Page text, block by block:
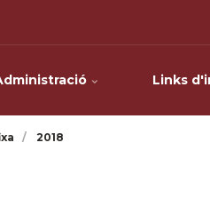
Links
2018